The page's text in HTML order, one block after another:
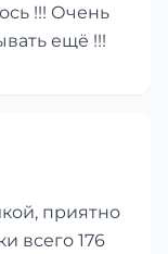
!!! Очень
ещё !!!
приятно
всего 176